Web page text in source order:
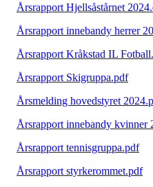
Årsrapport Hjellsåstårnet
Årsrapport innebandy herrer
Årsrapport Kråkstad IL
Årsrapport Skigruppa.pdf
Årsmelding hovedstyret
Årsrapport innebandy kvinner
Årsrapport tennisgruppa.pdf
Årsrapport styrkerommet.pdf